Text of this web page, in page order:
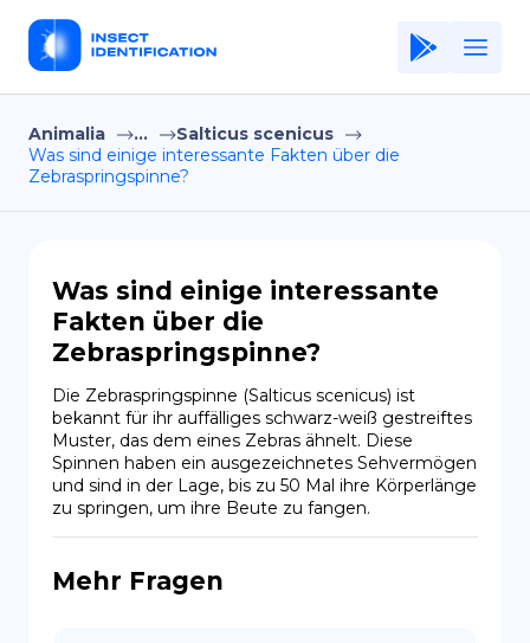
Home
Application
Privacy Policy
DE
EN
FR
Animalia ...
Salticus scenicus
Was sind einige interessante Fakten über die
Zebraspringspinne?
Was sind einige interessante
Fakten über die
Zebraspringspinne?
Die Zebraspringspinne (Salticus scenicus) ist
bekannt für ihr auffälliges schwarz-weiß gestreiftes
Muster, das dem eines Zebras ähnelt. Diese
Spinnen haben ein ausgezeichnetes Sehvermögen
und sind in der Lage, bis zu 50 Mal ihre Körperlänge
zu springen, um ihre Beute zu fangen.
Mehr Fragen